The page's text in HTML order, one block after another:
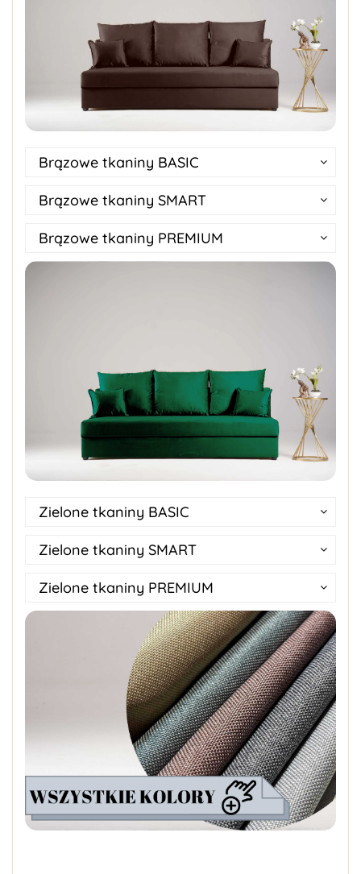
Brązowe tkaniny BASIC
Brązowe tkaniny SMART
Brązowe tkaniny PREMIUM
Zielone tkaniny BASIC
Zielone tkaniny SMART
Zielone tkaniny PREMIUM